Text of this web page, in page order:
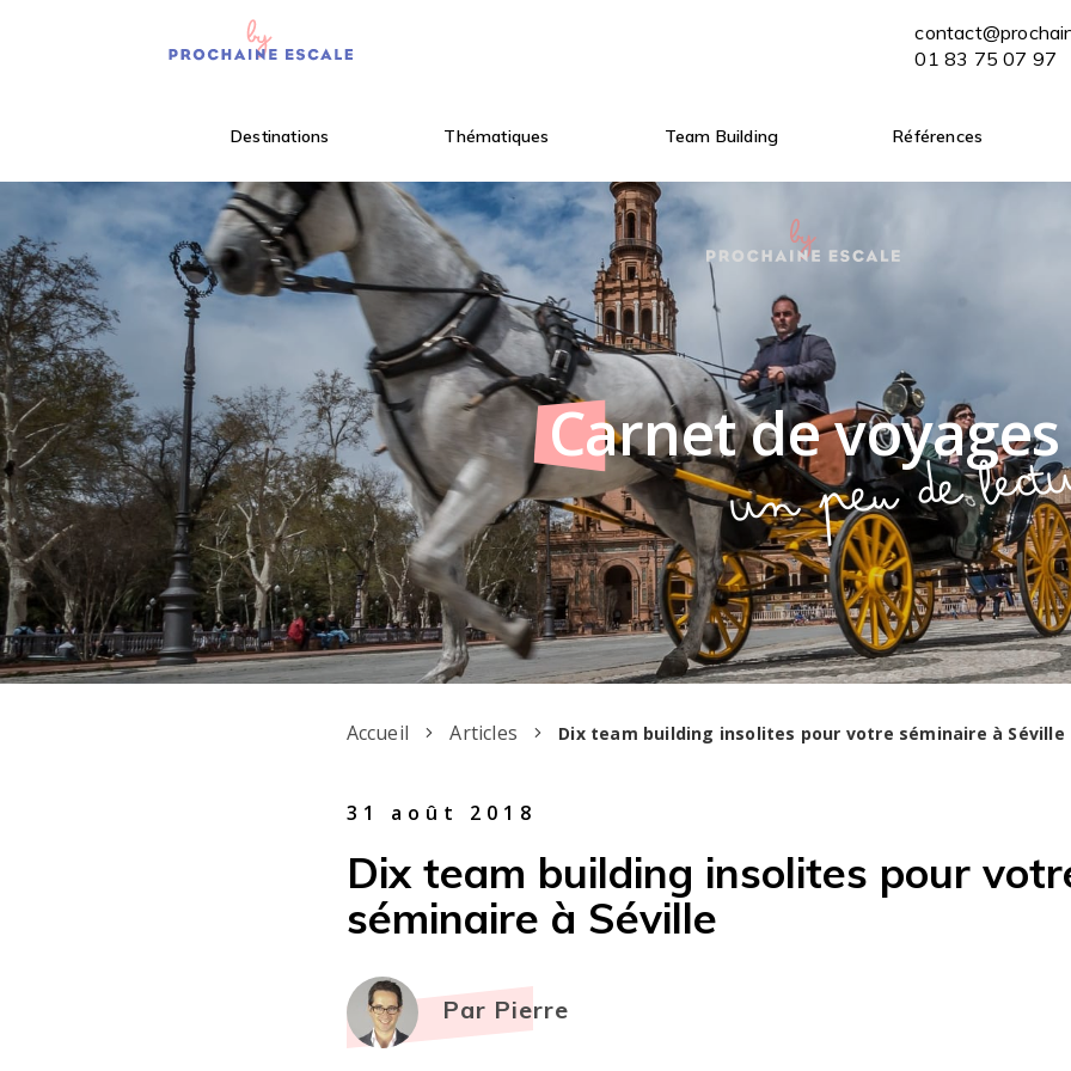
ENVOYER MON BRIEF
01 83 75 07 97
Destinations Thématiques Team Building Références
Carnet de voyages
Un peu de
Accueil Articles Dix team building insolites pour votre séminaire à Séville
31 août 2018
Dix team building insolites pour
séminaire à Séville
Par Pierre